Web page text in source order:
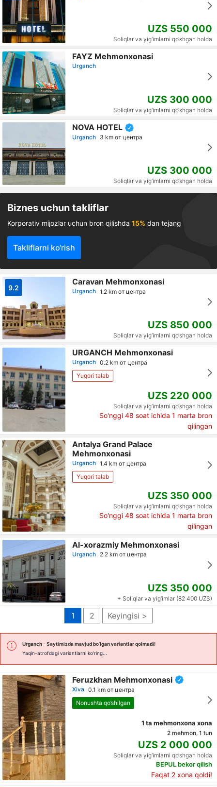
UZS 550 000
Soliqlar va yig‘imlarni qo‘shgan holda
FAYZ Mehmonxonasi
Urganch
UZS 300 000
Soliqlar va yig‘imlarni qo‘shgan holda
NOVA HOTEL
Urganch 3 km от центра
UZS 300 000
Soliqlar va yig‘imlarni qo‘shgan holda
Biznes uchun takliflar
Korporativ mijozlar uchun bron qilishda 15% dan tejang
Takliflarni ko‘rish
9.2
Caravan Mehmonxonasi
Urganch 1.2 km от центра
UZS 850 000
Soliqlar va yig‘imlarni qo‘shgan holda
URGANCH Mehmonxonasi
Urganch 0.2 km от центра
Yuqori talab
UZS 220 000
Soliqlar va yig‘imlarni qo‘shgan holda
So'nggi 48 soat ichida 1 marta bron
qilingan
Antalya Grand Palace
Mehmonxonasi
Urganch 1.4 km от центра
Yuqori talab
UZS 350 000
Soliqlar va yig‘imlarni qo‘shgan holda
So'nggi 48 soat ichida 1 marta bron
qilingan
Al-xorazmiy Mehmonxonasi
Urganch 2.2 km от центра
UZS 350 000
+ Soliqlar va yig‘imlar (82 400 UZS)
1 2 Keyingisi >
Urganch- Saytimizda mavjud bo’lgan variantlar qolmadi!
Yaqin-atrofdagi variantlarni ko'ring...
Feruzkhan Mehmonxonasi
Хiva 0.1 km от центра
Nonushta qo’shilgan
1 ta mehmonxona xona
2 mehmon, 1 tun
UZS 2 000 000
Soliqlar va yig‘imlarni qo‘shgan holda
BEPUL bekor qilish
Faqat 2 xona qoldi!